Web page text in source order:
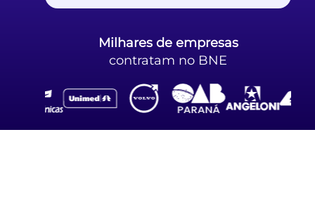
Milhares de empresas
contratam no BNE